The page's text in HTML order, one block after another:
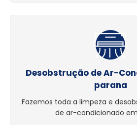
Desobstrução de Ar-
parana
Fazemos toda a limpeza e
de ar-condicionado